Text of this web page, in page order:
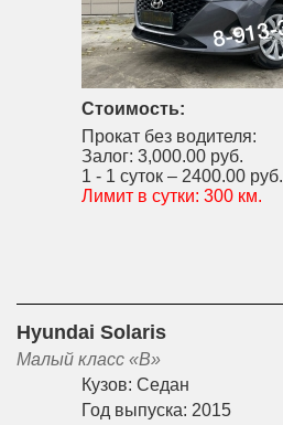
Стоимость:
Прокат без водителя:
Залог: 3,000.00 руб.
1 - 1 суток – 2400.00 руб.
Лимит в сутки: 300 км.
Hyundai Solaris
Малый класс «B»
Кузов: Седан
Год выпуска: 2015